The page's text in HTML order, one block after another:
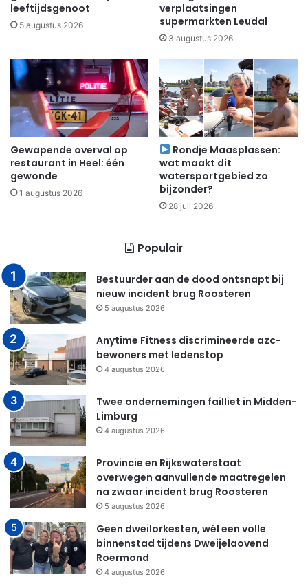
leeftijdsgenoot
5 augustus 2026
verplaatsingen
supermarkten Leudal
3 augustus 2026
Gewapende overval op
restaurant in Heel: één
gewonde
1 augustus 2026
Rondje Maasplassen:
wat maakt dit
watersportgebied zo
bijzonder?
28 juli 2026
Populair
Bestuurder aan de dood ontsnapt bij
nieuw incident brug Roosteren
5 augustus 2026
Anytime Fitness discrimineerde azc-
bewoners met ledenstop
4 augustus 2026
Twee ondernemingen failliet in Midden-
Limburg
4 augustus 2026
Provincie en Rijkswaterstaat
overwegen aanvullende maatregelen
na zwaar incident brug Roosteren
5 augustus 2026
Geen dweilorkesten, wél een volle
binnenstad tijdens Dweijelaovend
Roermond
4 augustus 2026